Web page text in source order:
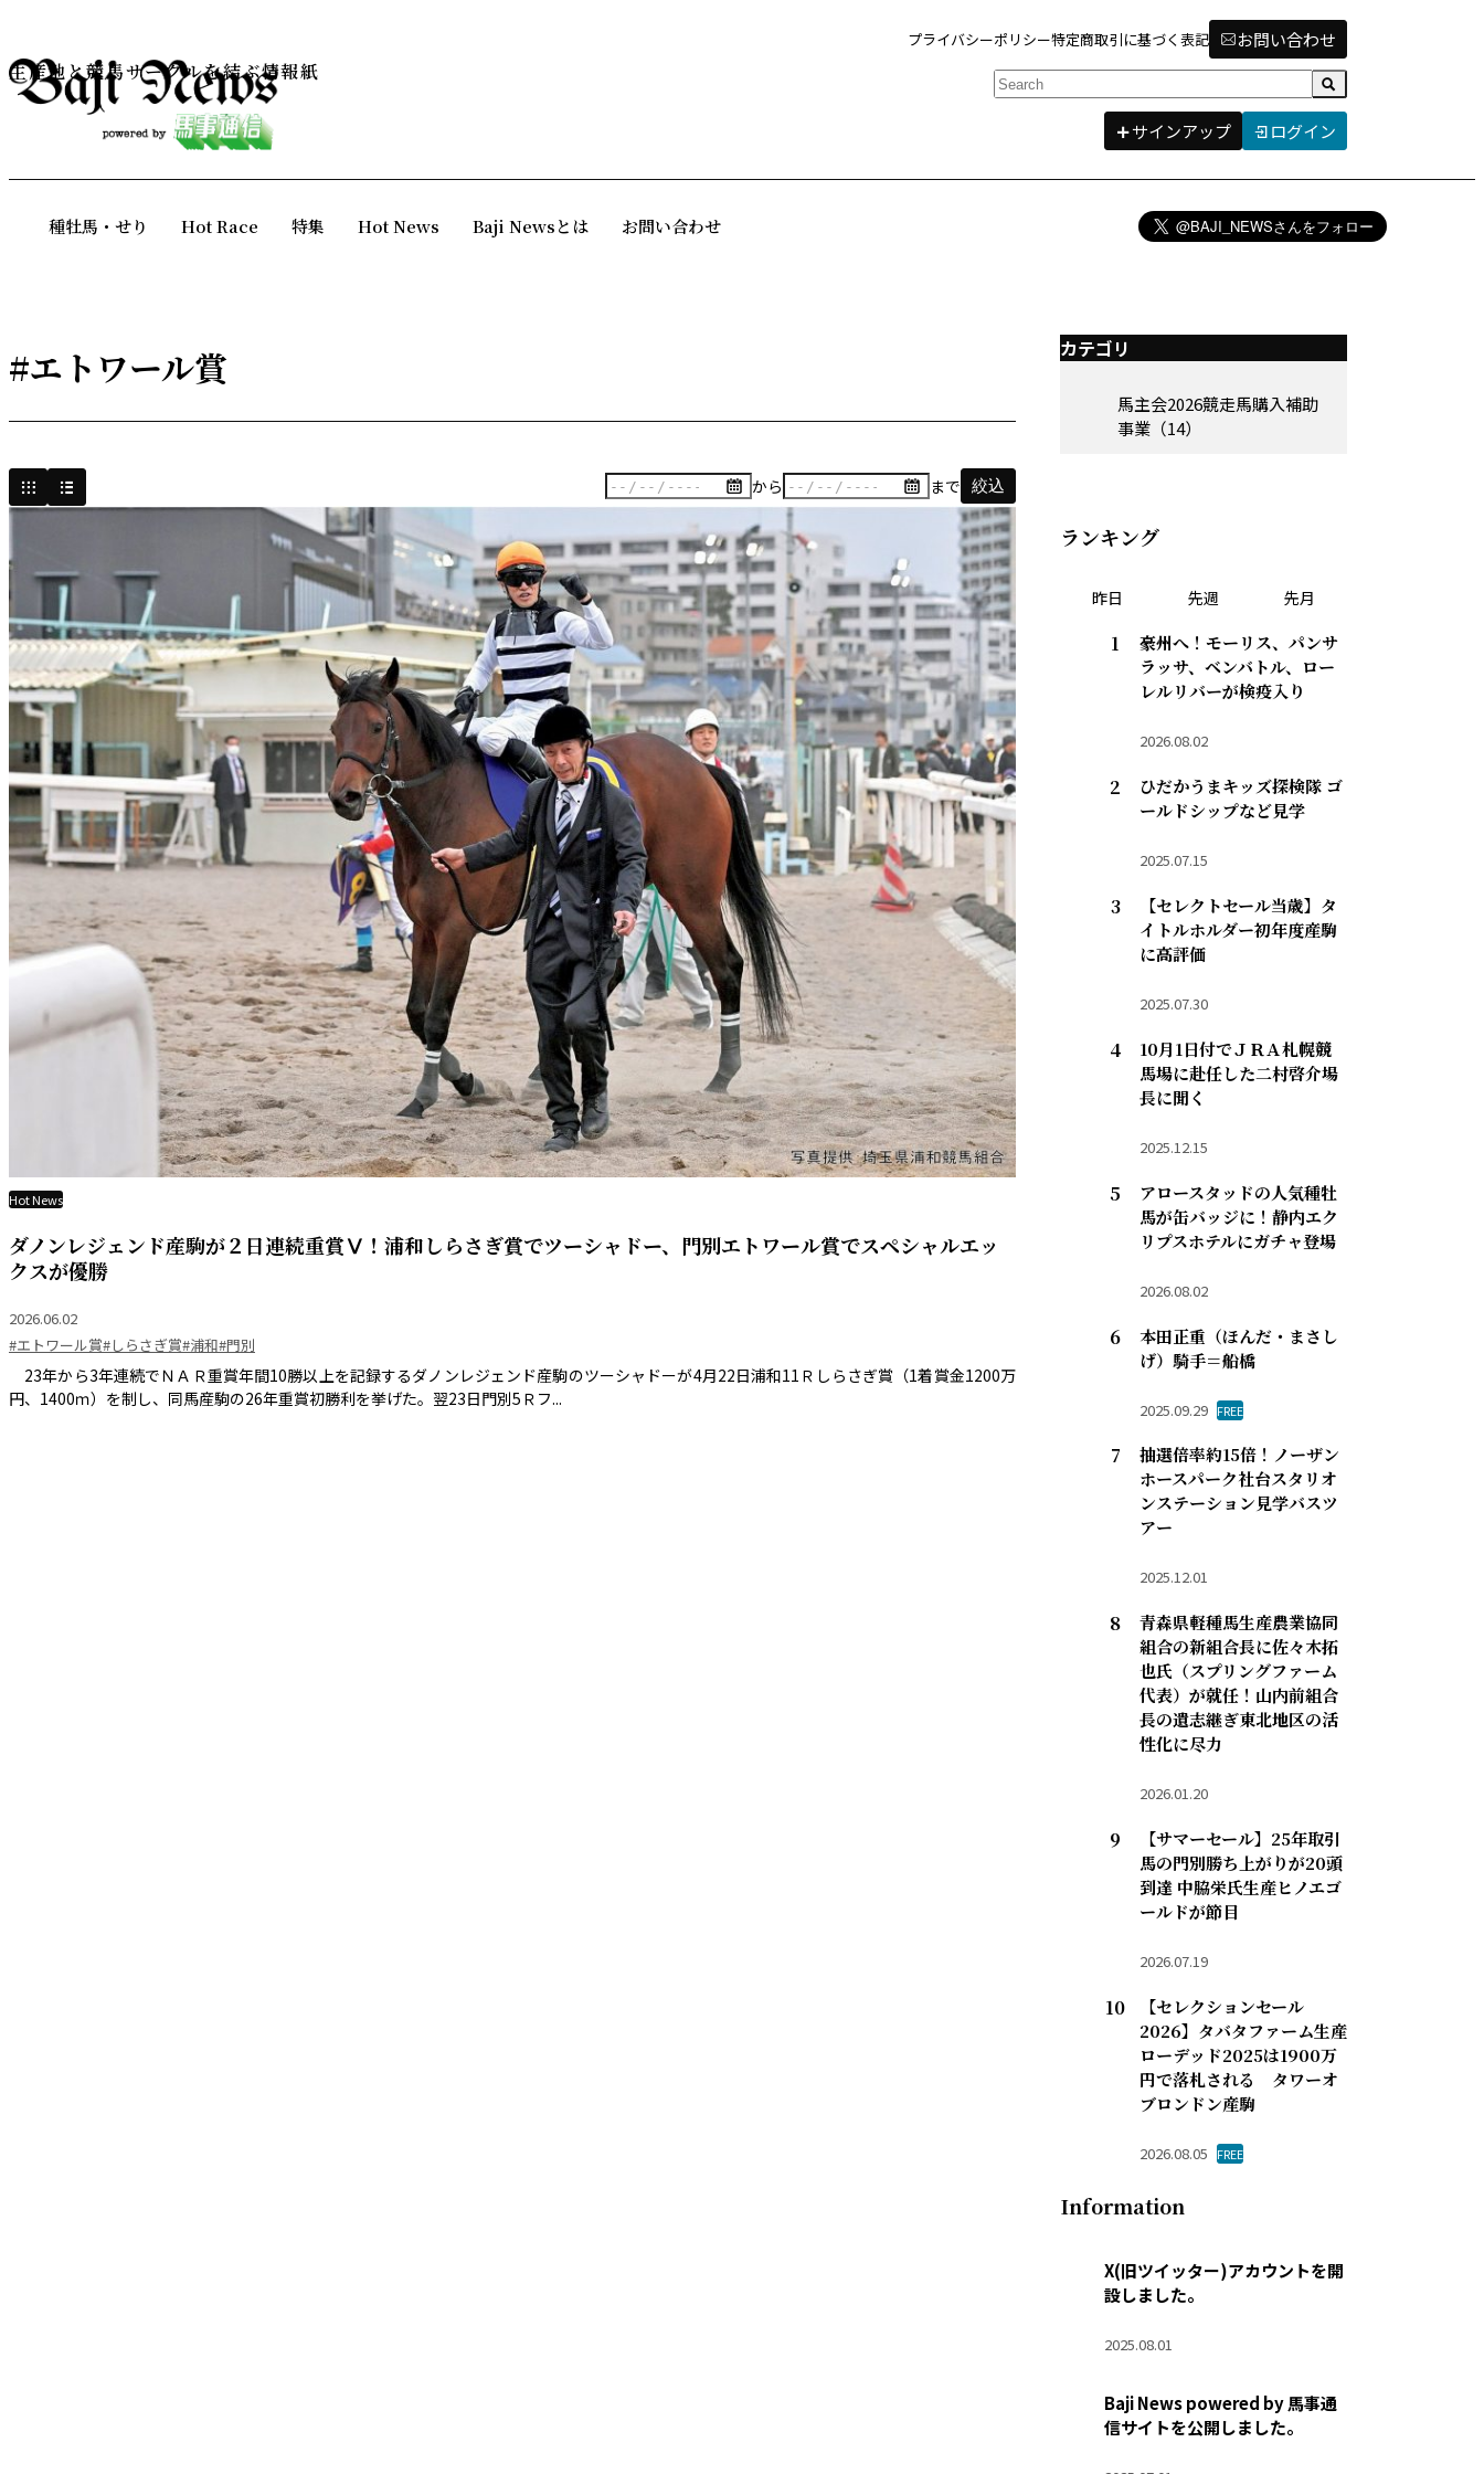
プライバシーポリシー特定商取引に基づく表記 お問い合わせ
生産地と競馬サークルを結ぶ情報紙
サインアップ ログイン
種牡馬・せり Hot Race 特集 Hot News Baji Newsとは お問い合わせ
#エトワール賞
から まで 絞込
Hot News
ダノンレジェンド産駒が２日連続重賞Ⅴ！浦和しらさぎ賞でツーシャドー、門別エトワール賞でスペシャルエッ
クスが優勝
2026.06.02
#エトワール賞#しらさぎ賞#浦和#門別
23年から3年連続でＮＡＲ重賞年間10勝以上を記録するダノンレジェンド産駒のツーシャドーが4月22日浦和11Ｒしらさぎ賞（1着賞金1200万
円、1400ｍ）を制し、同馬産駒の26年重賞初勝利を挙げた。翌23日門別5Ｒフ...
カテゴリ
馬主会2026競走馬購入補助
事業（14）
ランキング
昨日 先週 先月
豪州へ！モーリス、パンサ
ラッサ、ベンバトル、ロー
レルリバーが検疫入り
2026.08.02
ひだかうまキッズ探検隊 ゴ
ールドシップなど見学
2025.07.15
【セレクトセール当歳】タ
イトルホルダー初年度産駒
に高評価
2025.07.30
10月1日付でＪＲＡ札幌競
馬場に赴任した二村啓介場
長に聞く
2025.12.15
アロースタッドの人気種牡
馬が缶バッジに！静内エク
リプスホテルにガチャ登場
2026.08.02
本田正重（ほんだ・まさし
げ）騎手＝船橋
2025.09.29 FREE
抽選倍率約15倍！ノーザン
ホースパーク社台スタリオ
ンステーション見学バスツ
アー
2025.12.01
青森県軽種馬生産農業協同
組合の新組合長に佐々木拓
也氏（スプリングファーム
代表）が就任！山内前組合
長の遺志継ぎ東北地区の活
性化に尽力
2026.01.20
【サマーセール】25年取引
馬の門別勝ち上がりが20頭
到達 中脇栄氏生産ヒノエゴ
ールドが節目
2026.07.19
【セレクションセール
2026】タバタファーム生産
ローデッド2025は1900万
円で落札される タワーオ
ブロンドン産駒
2026.08.05 FREE
Information
X(旧ツイッター)アカウントを開
設しました。
2025.08.01
Baji News powered by 馬事通
信サイトを公開しました。